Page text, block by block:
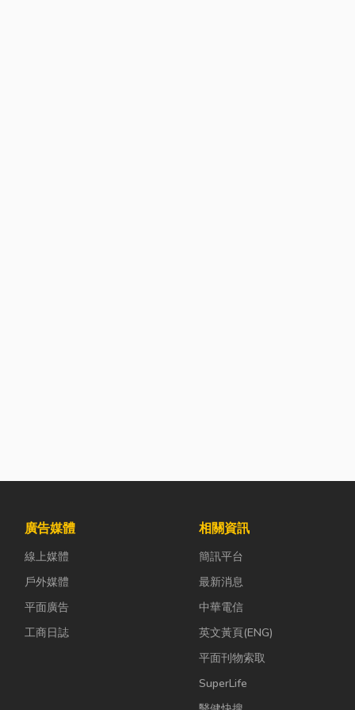
廣告媒體
線上媒體
戶外媒體
平面廣告
工商日誌
相關資訊
簡訊平台
最新消息
中華電信
英文黃頁(ENG)
平面刊物索取
SuperLife